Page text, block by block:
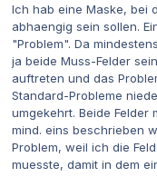
Ich hab eine Maske, bei
abhaengig sein sollen.
"Problem". Da
ja beide Muss-Felder
auftreten und das
Standard-Probleme
umgekehrt. Beide
mind. eins beschrieben
Problem, weil ich die
muesste, damit in dem